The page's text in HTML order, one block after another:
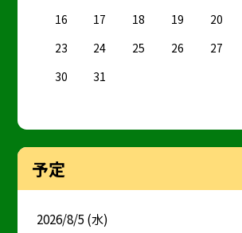
16
17 18 19 20
23
24 25 26 27
30
31
予定
2026/8/5 (水)